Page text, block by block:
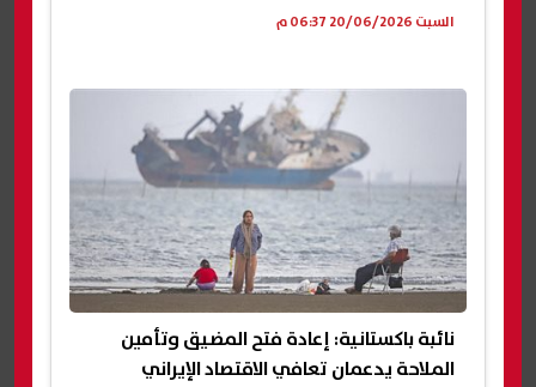
السبت 20/06/2026 06:37 م
نائبة باكستانية: إعادة فتح المضيق وتأمين
الملاحة يدعمان تعافي الاقتصاد الإيراني